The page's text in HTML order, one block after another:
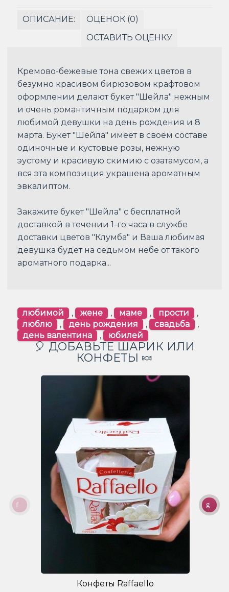
ОПИСАНИЕ:
ОЦЕНОК (0)
ОСТАВИТЬ ОЦЕНКУ
Кремово-бежевые тона свежих цветов в
безумно красивом бирюзовом крафтовом
оформлении делают букет "Шейла" нежным
и очень романтичным подарком для
любимой девушки на день рождения и 8
марта. Букет "Шейла" имеет в своём составе
одиночные и кустовые розы, нежную
эустому и красивую скимию с озатамусом, а
вся эта композиция украшена ароматным
эвкалиптом.
Закажите букет "Шейла" с бесплатной
доставкой в течении 1-го часа в службе
доставки цветов "Клумба" и Ваша любимая
девушка будет на седьмом небе от такого
ароматного подарка...
любимой , жене , маме , прости
,
люблю
, день рождения , свадьба
,
день валентина
, юбилей
🎈 ДОБАВЬТЕ ШАРИК ИЛИ
КОНФЕТЫ 🍬
Конфеты Raffaello